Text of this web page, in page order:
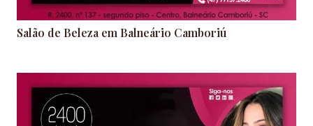
Salão de Beleza em Balneário Camboriú